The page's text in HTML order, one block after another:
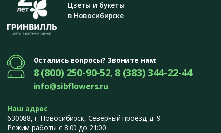
Цветы и букеты
в Новосибирске
Остались вопросы? Звоните нам:
8 (800) 250-90-52, 8 (383) 344-22-44
info@sibflowers.ru
Наш адрес
630088, г. Новосибирск, Северный проезд, д. 9
Режим работы с 8:00 до 21:00